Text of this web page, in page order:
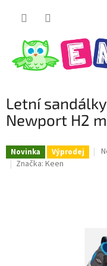
Letní
Newport H2
Novinka Výprodej
Značka: Keen